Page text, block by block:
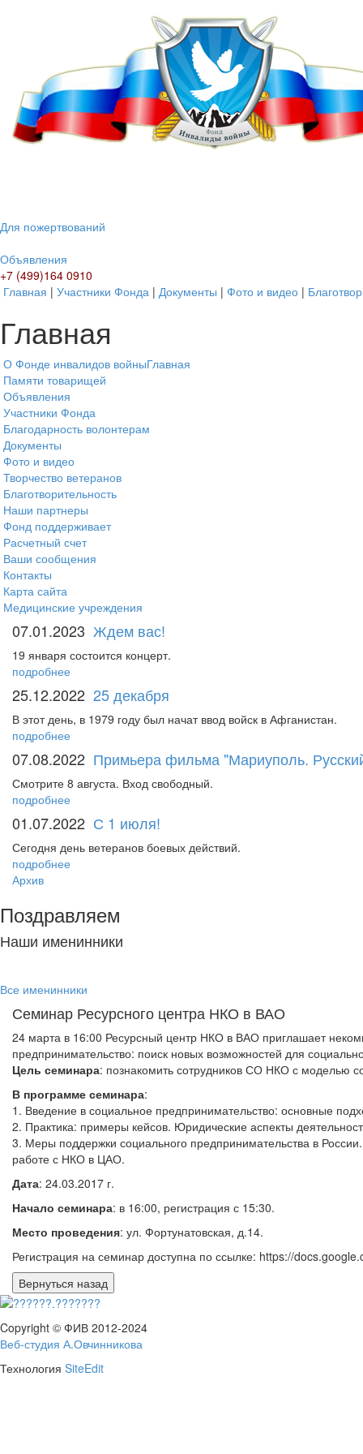
Для пожертвований
Объявления
+7 (499)164 0910
Главная | Участники Фонда | Документы | Фото и видео |
Главная
Главная
О Фонде инвалидов войны
Памяти товарищей
Объявления
Участники Фонда
Благодарность волонтерам
Документы
Фото и видео
Творчество ветеранов
Благотворительность
Наши партнеры
Фонд поддерживает
Расчетный счет
Ваши сообщения
Контакты
Карта сайта
Медицинские учреждения
07.01.2023 Ждем вас!
19 января состоится концерт.
подробнее
25.12.2022 25 декабря
В этот день, в 1979 году был начат ввод войск в Афганистан.
подробнее
07.08.2022 Примьера фильма "Мариуполь.
Смотрите 8 августа. Вход свободный.
подробнее
01.07.2022 С 1 июля!
Сегодня день ветеранов боевых действий.
подробнее
Архив
Поздравляем
Наши именинники
Все именинники
Семинар Ресурсного центра НКО в ВАО
24 марта в 16:00 Ресурсный центр НКО в ВАО приглашает
предпринимательство: поиск новых возможностей для
Цель семинара: познакомить сотрудников СО НКО с моделью
В программе семинара:
1. Введение в социальное предпринимательство: основные
2. Практика: примеры кейсов. Юридические аспекты
3. Меры поддержки социального предпринимательства в
работе с НКО в ЦАО.
Дата: 24.03.2017 г.
Начало семинара: в 16:00, регистрация с 15:30.
Место проведения: ул. Фортунатовская, д.14.
Регистрация на семинар доступна по ссылке: https://
Copyright © ФИВ 2012-2024
Веб-студия А.Овчинникова
Технология SiteEdit